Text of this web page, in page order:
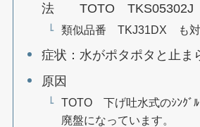
法 TOTO
類似品番 TKJ31DX も対
症状：水がポタポタと止ま
原因
TOTO 下げ吐水式のｼﾝｸﾞﾙ
廃盤になっています。